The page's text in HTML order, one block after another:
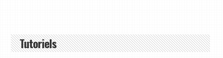
Tutoriels